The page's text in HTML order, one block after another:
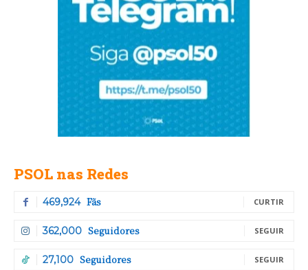
PSOL nas Redes
469,924 Fãs CURTIR
362,000 Seguidores SEGUIR
27,100 Seguidores SEGUIR